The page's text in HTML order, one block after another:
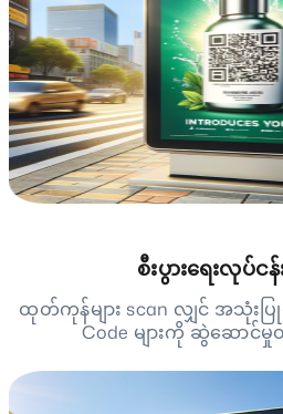
စီးပွားရေးလုပ်င
ထုတ်ကုန်များ scan လျှင် အသုံးပ
Code များကို ဆွဲဆော